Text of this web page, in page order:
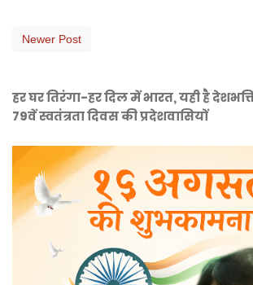
Newer Post
हर घर तिरंगा-हर दिल में भारत, यही है
79वें स्वतंत्रता दिवस की प्रदेशवासियों